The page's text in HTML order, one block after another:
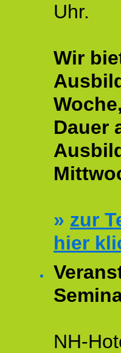
Uhr.
Wir
Dauer
» zur
hier
NH-